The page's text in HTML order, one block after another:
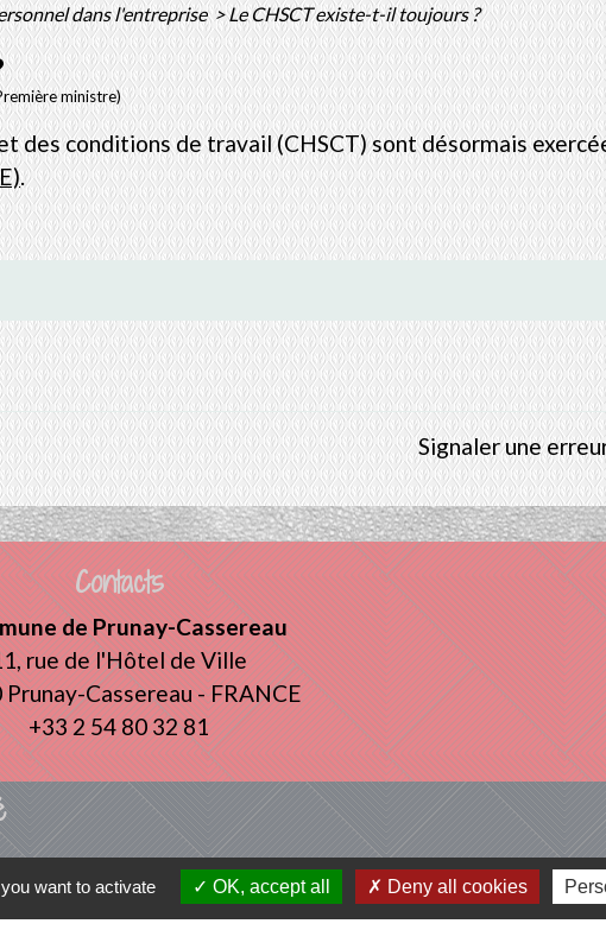
dans l'entreprise>Le CHSCT existe-t-il toujours ?
ministre)
des conditions de travail (CHSCT) sont désormais
.
Signaler une
Contacts
de Prunay-Cassereau
rue de l'Hôtel de Ville
Cassereau - FRANCE
+33 2 54 80 32 81
want to activate OK, accept all Deny all cookies